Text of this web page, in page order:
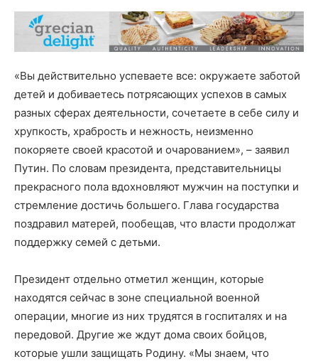
«Вы действительно успеваете все: окружаете заботой
детей и добиваетесь потрясающих успехов в самых
разных сферах деятельности, сочетаете в себе силу и
хрупкость, храбрость и нежность, неизменно
покоряете своей красотой и очарованием», – заявил
Путин. По словам президента, представительницы
прекрасного пола вдохновляют мужчин на поступки и
стремление достичь большего. Глава государства
поздравил матерей, пообещав, что власти продолжат
поддержку семей с детьми.
Президент отдельно отметил женщин, которые
находятся сейчас в зоне специальной военной
операции, многие из них трудятся в госпиталях и на
передовой. Другие же ждут дома своих бойцов,
которые ушли защищать Родину. «Мы знаем, что